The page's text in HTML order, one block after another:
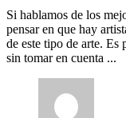
Si hablamos de los
pensar en que hay
de este tipo de arte. Es
sin tomar en cuenta ...